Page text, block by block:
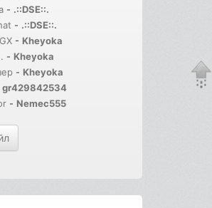
- .::DSE::.
- .::DSE::.
- Kheyoka
- Kheyoka
- Kheyoka
gr429842534
- Nemec555